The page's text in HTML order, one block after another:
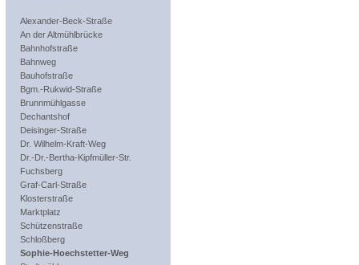
Alexander-Beck-Straße
An der Altmühlbrücke
Bahnhofstraße
Bahnweg
Bauhofstraße
Bgm.-Rukwid-Straße
Brunnmühlgasse
Dechantshof
Deisinger-Straße
Dr. Wilhelm-Kraft-Weg
Dr.-Dr.-Bertha-Kipfmüller-Str.
Fuchsberg
Graf-Carl-Straße
Klosterstraße
Marktplatz
Schützenstraße
Schloßberg
Sophie-Hoechstetter-Weg